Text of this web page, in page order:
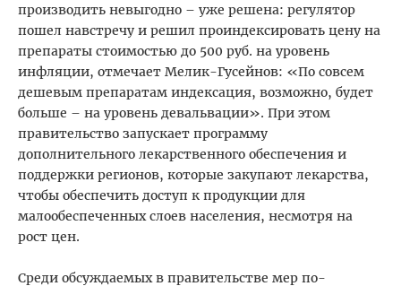
производить невыгодно – уже решена: регулятор
пошел навстречу и решил проиндексировать цену на
препараты стоимостью до 500 руб. на уровень
инфляции, отмечает Мелик-Гусейнов: «По совсем
дешевым препаратам индексация, возможно, будет
больше – на уровень девальвации». При этом
правительство запускает программу
дополнительного лекарственного обеспечения и
поддержки регионов, которые закупают лекарства,
чтобы обеспечить доступ к продукции для
малообеспеченных слоев населения, несмотря на
рост цен.
Среди обсуждаемых в правительстве мер по-